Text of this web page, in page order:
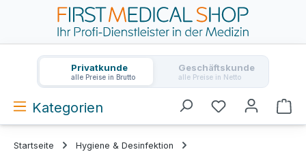
Zum Hauptinhalt springen
Privatkunde
alle Preise in Brutto
Geschäftskunde
alle Preise in Netto
Kategorien
Startseite
Hygiene & Desinfektion